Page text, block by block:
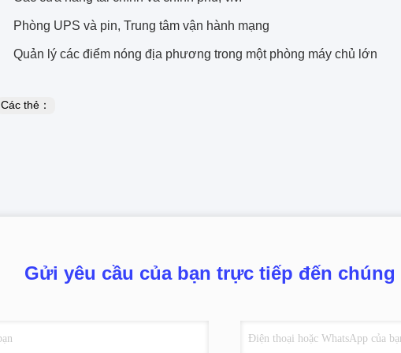
Phòng UPS và pin, Trung tâm vận hành mạng
Quản lý các điểm nóng địa phương trong một phòng máy chủ lớn
Các thẻ：
Gửi yêu cầu của bạn trực tiếp đến